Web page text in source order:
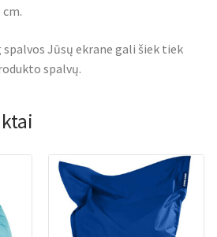
cm.
Jūsų ekrane gali šiek tiek
spalvų.